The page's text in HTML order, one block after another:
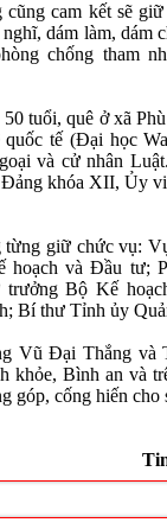
cam kết sẽ
dám làm, dám
chống tham
tuổi, quê ở xã
quốc tế (Đại học
và cử nhân
khóa XII, Ủy
giữ chức vụ:
hoạch và Đầu tư;
trưởng Bộ Kế
Bí thư Tỉnh ủy
Vũ Đại Thắng và
khỏe, Bình an và
góp, cống hiến